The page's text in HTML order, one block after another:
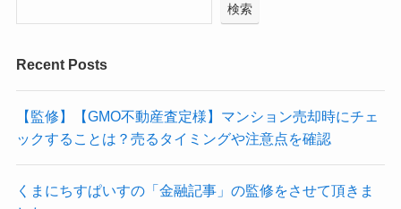
検索
Recent Posts
【監修】【GMO不動産査定様】マンション売却時にチェ
ックすることは？売るタイミングや注意点を確認
くまにちすぱいすの「金融記事」の監修をさせて頂きま